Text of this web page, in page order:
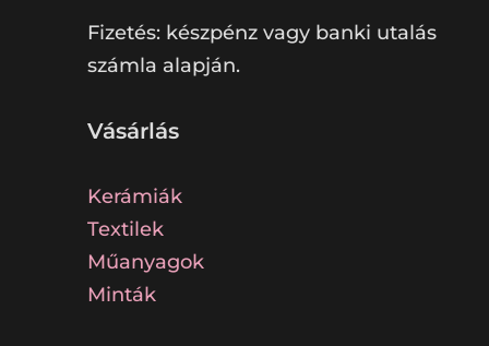
Fizetés: készpénz vagy banki utalás
számla alapján.
Vásárlás
Kerámiák
Textilek
Műanyagok
Minták